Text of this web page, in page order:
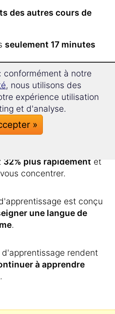
des autres cours de
seulement 17 minutes
unique
à long terme,
étrangères en un
32% plus rapidement et
concentrer.
est conçu
une langue de
.
rendent
à apprendre
.
conformément à notre
, nous utilisons des
expérience utilisation
et d'analyse.
»